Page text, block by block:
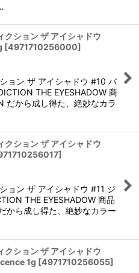
クション ザ アイシャドウ
[4971710256000]
ョン ザ アイシャドウ #10 バ
THE EYESHADOW 商
だから成し得た、絶妙なカラ
クション ザ アイシャドウ
]
ョン ザ アイシャドウ #11 ジ
THE EYESHADOW 商品
から成し得た、絶妙なカラー
クション ザ アイシャドウ
1g [4971710256055]